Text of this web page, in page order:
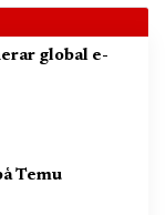
global e-
Temu